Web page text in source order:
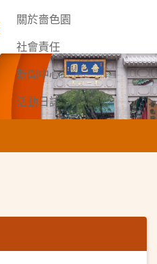
關於嗇色園
社會責任
新聞中心
活動日誌